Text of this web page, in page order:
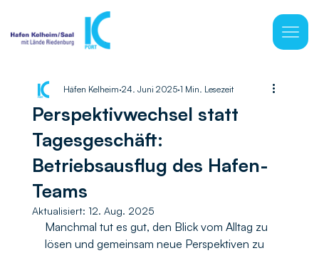
Perspektivwechsel statt
Tagesgeschäft:
Betriebsausflug des Hafen-
Teams
Häfen Kelheim 24. Juni 2025 1 Min. Lesezeit
Aktualisiert: 12. Aug. 2025
Manchmal tut es gut, den Blick vom Alltag zu
lösen und gemeinsam neue Perspektiven zu